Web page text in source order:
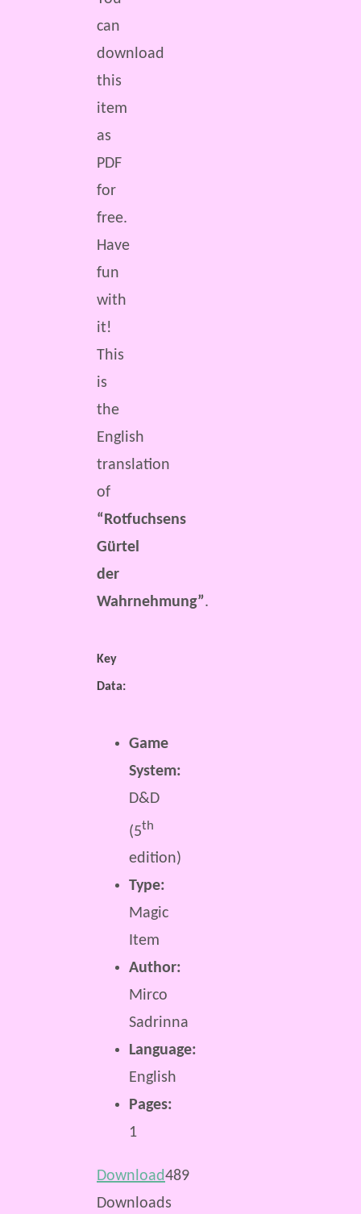
can
download
this
item
as
PDF
for
free.
Have
fun
with
it!
This
is
the
English
translation
of
“Rotfuchsens
Gürtel
der
Wahrnehmung”.
Key
Data:
Game
System:
D&D
(5th
edition)
Type:
Magic
Item
Author:
Mirco
Sadrinna
Language:
English
Pages:
1
Download489
Downloads